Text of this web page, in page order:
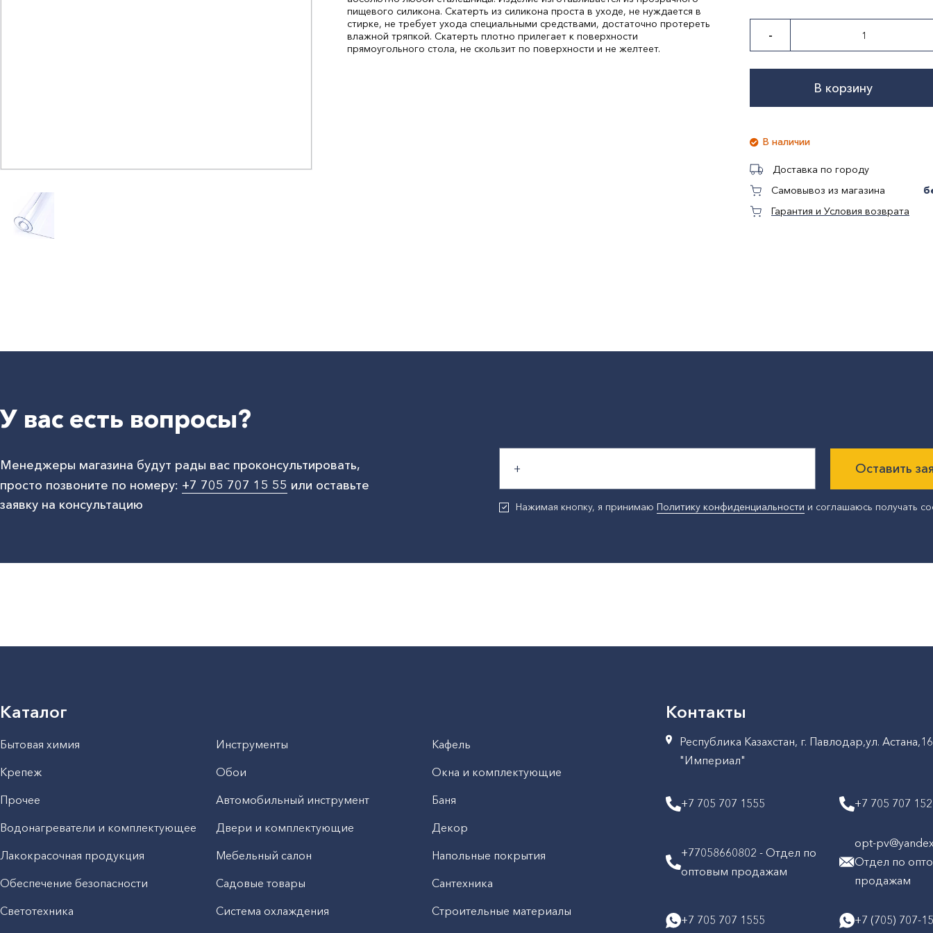
пищевого силикона. Скатерть из силикона проста в уходе, не нуждается в
стирке, не требует ухода специальными средствами, достаточно протереть
влажной тряпкой. Скатерть плотно прилегает к поверхности
прямоугольного стола, не скользит по поверхности и не желтеет.
-
В корзину
В наличии
Доставка по городу
Самовывоз из магазина
Гарантия и Условия возврата
У вас есть вопросы?
Менеджеры магазина будут рады вас проконсультировать,
просто позвоните по номеру: +7 705 707 15 55 или оставьте
заявку на консультацию
Оставить
Нажимая кнопку, я принимаюПолитику конфиденциальности и соглашаюсь получать
Каталог
Бытовая химия Инструменты
Кафель
Крепеж
Обои
Окна и комплектующие
Прочее
Автомобильный инструмент
Баня
Водонагреватели и комплектующее
Двери и комплектующие
Декор
Лакокрасочная продукция
Мебельный салон
Напольные покрытия
Обеспечение безопасности
Садовые товары
Сантехника
Светотехника
Система охлаждения
Строительные материалы
Контакты
Республика Казахстан, г. Павлодар,ул.
"Империал"
+7 705 707 1555 +7 705 707
+77058660802 - Отдел по
оптовым продажам
opt-
Отдел по
продажам
+7 705 707 1555 +7 (705) 707-